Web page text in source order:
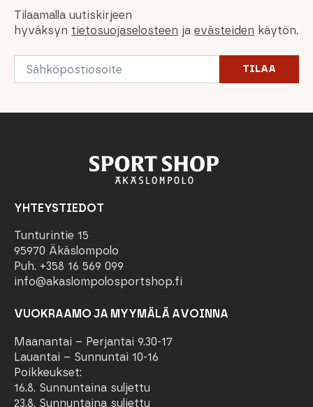
Tilaamalla uutiskirjeen
hyväksyn tietosuojaselosteen jaevästeiden käytön.
Email
TILAA
YHTEYSTIEDOT
Tunturintie 15
95970 Äkäslompolo
Puh. +358 16 569 099
info@akaslompolosportshop.fi
VUOKRAAMO JA MYYMÄLÄ AVOINNA
Maanantai – Perjantai 9.30-17
Lauantai – Sunnuntai 10-16
Poikkeukset:
16.8. Sunnuntaina suljettu
23.8. Sunnuntaina suljettu